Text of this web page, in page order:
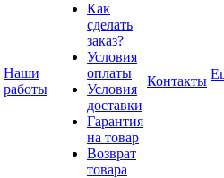
Наши
работы
Как
сделать
заказ?
Условия
оплаты
Условия
доставки
Гарантия
на товар
Возврат
товара
Контакты